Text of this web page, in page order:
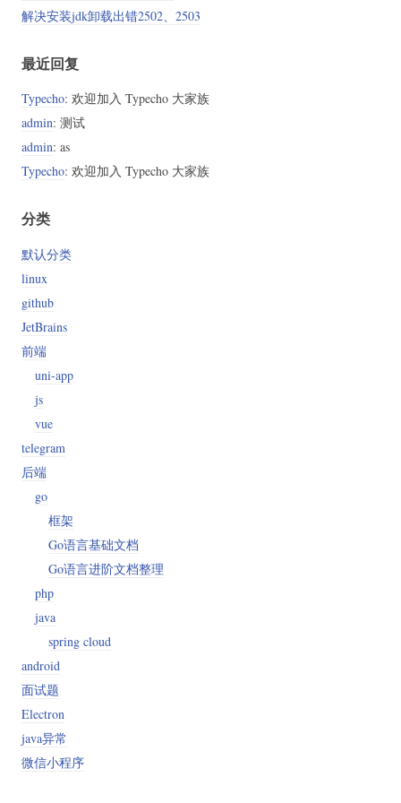
解决安装jdk卸载出错2502、2503
最近回复
Typecho: 欢迎加入 Typecho 大家族
admin: 测试
admin: as
Typecho: 欢迎加入 Typecho 大家族
分类
默认分类
linux
github
JetBrains
前端
uni-app
js
vue
telegram
后端
go
框架
Go语言基础文档
Go语言进阶文档整理
php
java
spring cloud
android
面试题
Electron
java异常
微信小程序